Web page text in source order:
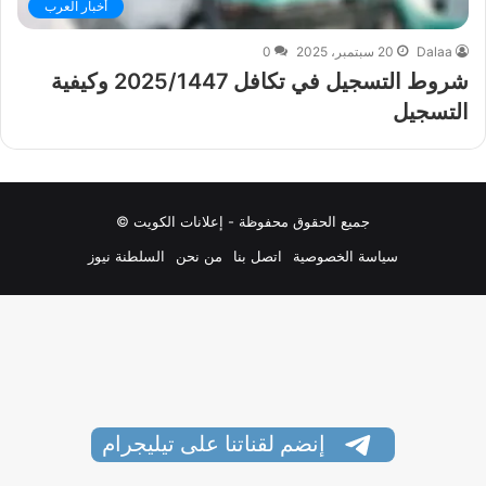
أخبار العرب
Dalaa 20 سبتمبر، 2025 0
شروط التسجيل في تكافل 2025/1447 وكيفية
التسجيل
جميع الحقوق محفوظة - إعلانات الكويت ©
سياسة الخصوصية
اتصل بنا من نحن السلطنة نيوز
إنضم لقناتنا على تيليجرام